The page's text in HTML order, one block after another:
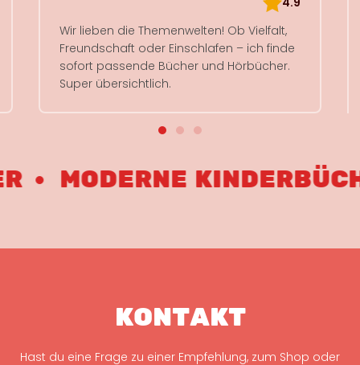
Wir lieben die Themenwelten! Ob Vielfalt,
Freundschaft oder Einschlafen – ich finde
sofort passende Bücher und Hörbücher.
Super übersichtlich.
KINDERBÜCHER
KONTAKT
Hast du eine Frage zu einer Empfehlung, zum Shop oder